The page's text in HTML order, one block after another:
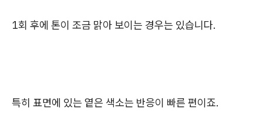
1회 후에 톤이 조금 맑아 보이는 경우는 있습니다.
특히 표면에 있는 옅은 색소는 반응이 빠른 편이죠.